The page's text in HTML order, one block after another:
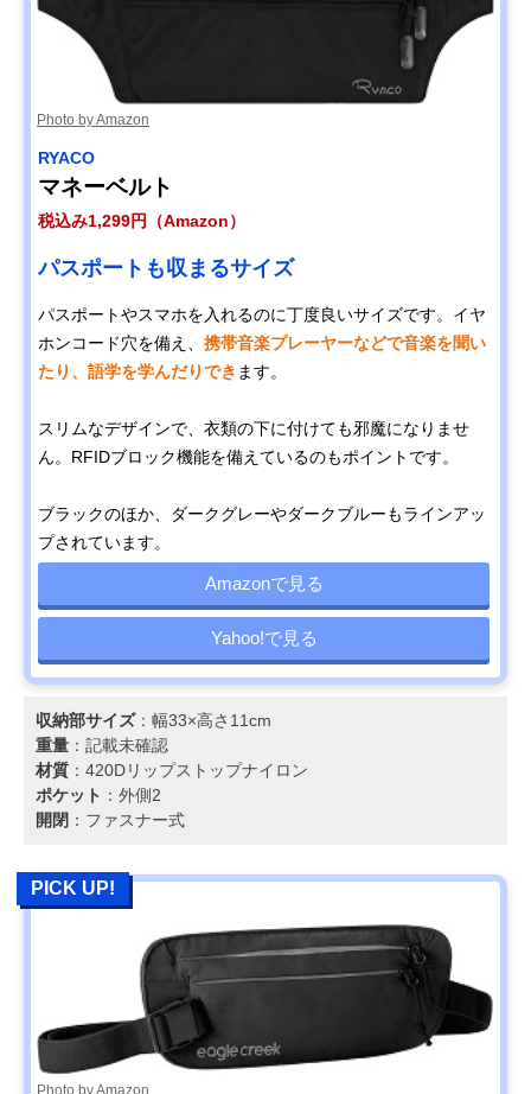
Photo by Amazon
RYACO
マネーベルト
税込み1,299円（Amazon）
パスポートも収まるサイズ
パスポートやスマホを入れるのに丁度良いサイズです。イヤ
ホンコード穴を備え、 携帯音楽プレーヤーなどで音楽を聞い
たり、語学を学んだりでき ます。
スリムなデザインで、衣類の下に付けても邪魔になりませ
ん。RFIDブロック機能を備えているのもポイントです。
ブラックのほか、ダークグレーやダークブルーもラインアッ
プされています。
Amazonで見る
Yahoo!で見る
収納部サイズ：幅33×高さ11cm
重量 ：記載未確認
材質 ：420Dリップストップナイロン
ポケット ：外側2
開閉 ：ファスナー式
PICK UP!